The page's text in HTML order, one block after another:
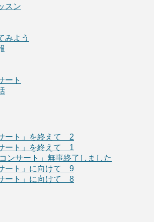
スン
みよう
ート
ート」を終えて 2
ート」を終えて 1
ンサート」無事終了しました
ート」に向けて 9
ート」に向けて 8